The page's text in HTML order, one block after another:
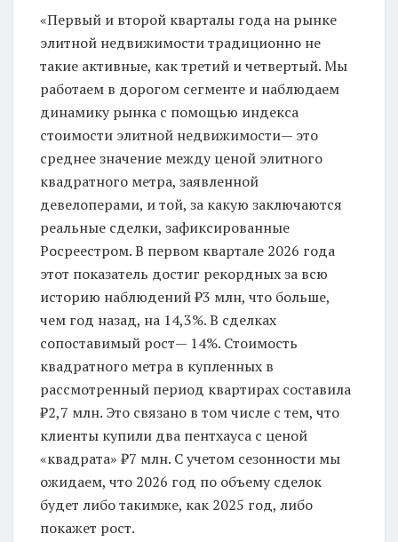
«Первый и второй кварталы года на рынке
элитной недвижимости традиционно не
такие активные, как третий и четвертый. Мы
работаем в дорогом сегменте и наблюдаем
динамику рынка с помощью индекса
стоимости элитной недвижимости— это
среднее значение между ценой элитного
квадратного метра, заявленной
девелоперами, и той, за какую заключаются
реальные сделки, зафиксированные
Росреестром. В первом квартале 2026 года
этот показатель достиг рекордных за всю
историю наблюдений ₽3 млн, что больше,
чем год назад, на 14,3%. В сделках
сопоставимый рост— 14%. Стоимость
квадратного метра в купленных в
рассмотренный период квартирах составила
₽2,7 млн. Это связано в том числе с тем, что
клиенты купили два пентхауса с ценой
«квадрата» ₽7 млн. С учетом сезонности мы
ожидаем, что 2026 год по объему сделок
будет либо такимже, как 2025 год, либо
покажет рост.